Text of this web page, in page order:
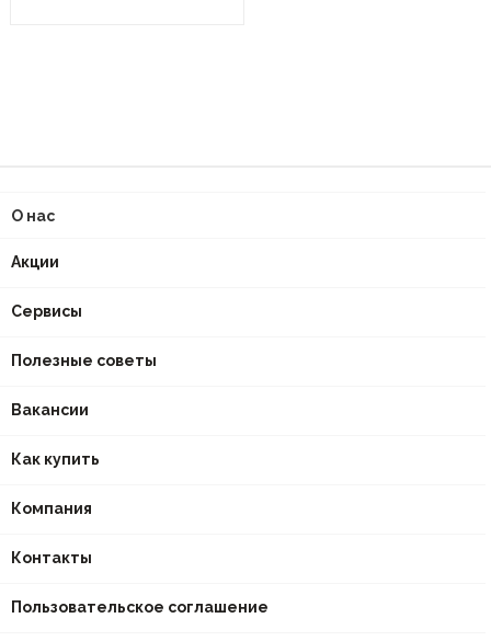
О нас
Акции
Сервисы
Полезные советы
Вакансии
Как купить
Компания
Контакты
Пользовательское соглашение